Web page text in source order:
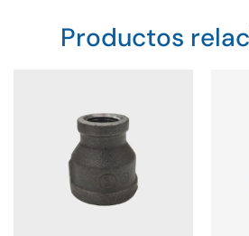
Productos